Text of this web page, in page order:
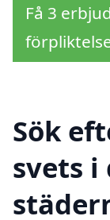
Få 3
Sök
svets i